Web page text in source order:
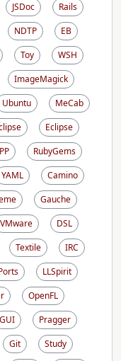
JSDoc
Rails
NDTP
EB
Toy
WSH
ImageMagick
Ubuntu
MeCab
Eclipse
RubyGems
YAML
Camino
Gauche
VMware
DSL
Textile
IRC
LLSpirit
OpenFL
GUI
Pragger
Git
Study